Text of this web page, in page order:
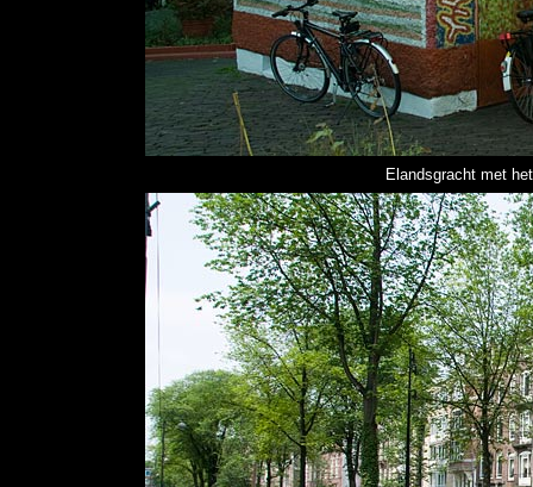
Elandsgracht met